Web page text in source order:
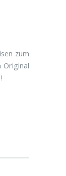
zum
Original